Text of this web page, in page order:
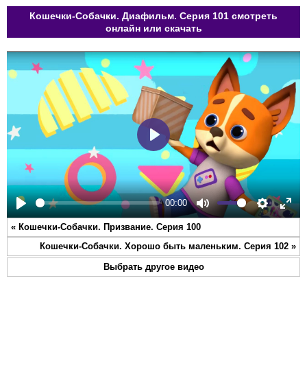
Кошечки-Собачки. Диафильм. Серия 101 смотреть
онлайн или скачать
Play
00:00
Mute Settings
Play
« Кошечки-Собачки. Призвание. Серия 100
Кошечки-Собачки. Хорошо быть маленьким. Серия 102 »
Выбрать другое видео